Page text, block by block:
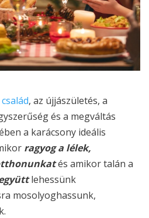
család, az újjászületés, a
és a megváltás
a karácsony ideális
ragyog a lélek,
és amikor talán a
lehessünk
mosolyoghassunk,